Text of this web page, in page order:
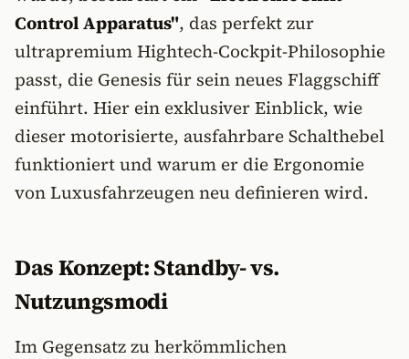
Control Apparatus", das perfekt zur
ultrapremium Hightech-Cockpit-Philosophie
passt, die Genesis für sein neues Flaggschiff
einführt. Hier ein exklusiver Einblick, wie
dieser motorisierte, ausfahrbare Schalthebel
funktioniert und warum er die Ergonomie
von Luxusfahrzeugen neu definieren wird.
Das Konzept: Standby- vs.
Nutzungsmodi
Im Gegensatz zu herkömmlichen